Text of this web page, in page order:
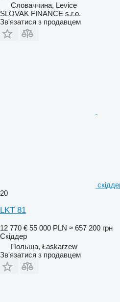
Словаччина, Levice
SLOVAK FINANCE s.r.o.
Зв'язатися з продавцем
20
LKT 81
12 770 € 55 000 PLN ≈ 657 200 грн
Скіддер
Польща, Łaskarzew
Зв'язатися з продавцем